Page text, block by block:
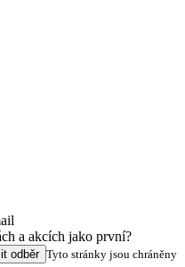
a akcích jako první?
odběr Tyto stránky jsou chráněny